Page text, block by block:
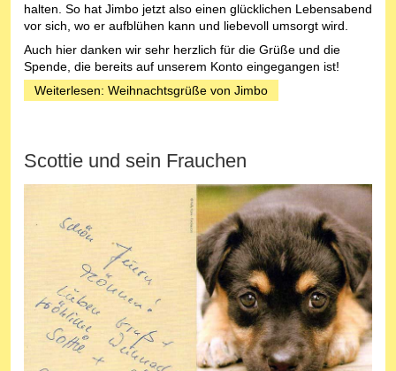
halten. So hat Jimbo jetzt also einen glücklichen Lebensabend
vor sich, wo er aufblühen kann und liebevoll umsorgt wird.
Auch hier danken wir sehr herzlich für die Grüße und die
Spende, die bereits auf unserem Konto eingegangen ist!
Weiterlesen: Weihnachtsgrüße von Jimbo
Scottie und sein Frauchen